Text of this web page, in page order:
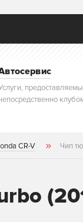
CR-V Чип